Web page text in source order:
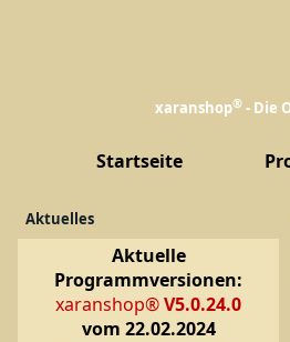
xaranshop® - Die
Startseite
Aktuelles
Aktuelle
Programmversionen:
xaranshop®V5.0.24.0
vom 22.02.2024